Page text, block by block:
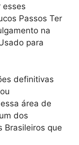
esses
Passos Ter
na
para
definitivas
área de
dos
Brasileiros que